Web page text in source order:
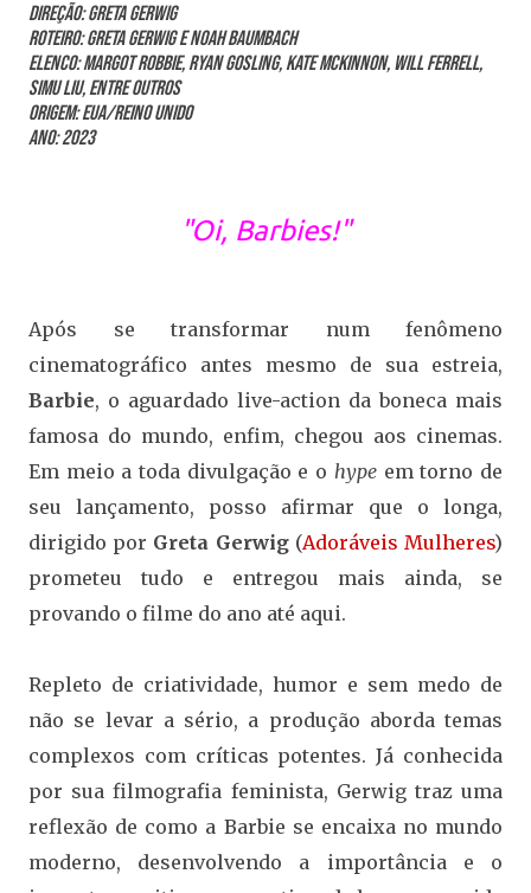
Direção: Greta Gerwig
Roteiro: Greta Gerwig e Noah Baumbach
Elenco: Margot Robbie, Ryan Gosling, Kate McKinnon, Will Ferrell,
Simu Liu, entre outros
Origem: EUA/Reino Unido
Ano: 2023
"Oi, Barbies!"
Após se transformar num fenômeno
cinematográfico antes mesmo de sua estreia,
Barbie, o aguardado live-action da boneca mais
famosa do mundo, enfim, chegou aos cinemas.
Em meio a toda divulgação e o hypeem torno de
seu lançamento, posso afirmar que o longa,
dirigido por Greta Gerwig(Adoráveis Mulheres)
prometeu tudo e entregou mais ainda, se
provando o filme do ano até aqui.
Repleto de criatividade, humor e sem medo de
não se levar a sério, a produção aborda temas
complexos com críticas potentes. Já conhecida
por sua filmografia feminista, Gerwig traz uma
reflexão de como a Barbie se encaixa no mundo
moderno, desenvolvendo a importância e o